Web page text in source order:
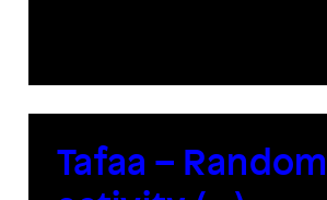
Tafaa – Random